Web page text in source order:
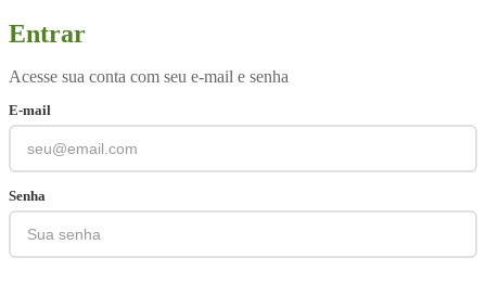
Entrar
Acesse sua conta com seu e-mail e senha
E-mail
Senha